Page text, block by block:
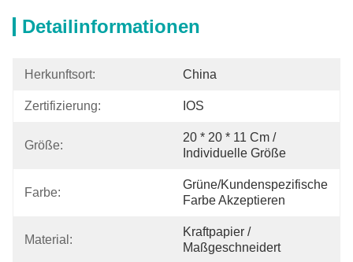
Detailinformationen
Herkunftsort: China
Zertifizierung: IOS
Größe:
20 * 20 * 11 Cm /
Individuelle Größe
Farbe:
Grüne/kundenspezifische
Farbe Akzeptieren
Material:
Kraftpapier /
Maßgeschneidert